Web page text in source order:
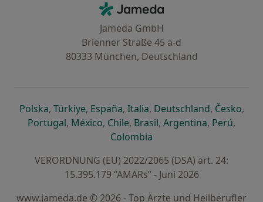
Jameda - Startseite
Jameda GmbH
Brienner Straße 45 a-d
80333 München, Deutschland
Polskaöffnet in einer neuen Registerkarte
, Türkiyeöffnet in einer neuen Registerkarte
, Españaöffnet in einer neuen
, Italiaöffnet in einer neuen
, Deutschlandöffnet in
, Česko,
Portugalöffnet in einer neuen Registerkarte
, Méxicoöffnet in einer neuen Registerkarte
, Chileöffnet in einer neuen
, Brasilöffnet in einer neuen
, Argentinaöffnet in
, Perúöffnet
,
Colombia
VERORDNUNG (EU) 2022/2065 (DSA) art. 24:
15.395.179 “AMARs” - Juni 2026
www.jameda.de © 2026 - Top Ärzte und Heilberufler